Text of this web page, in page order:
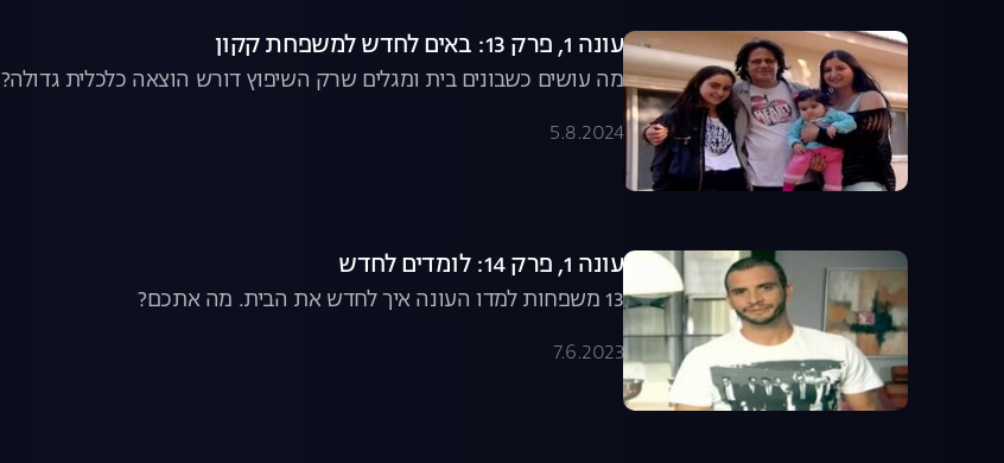
עונה 1, פרק 13: באים לחדש למשפחת קקון
מה עושים כשבונים בית ומגלים שרק השיפוץ דורש הוצאה כלכלית גדולה?
5.8.2024
עונה 1, פרק 14: לומדים לחדש
13 משפחות למדו העונה איך לחדש את הבית. מה אתכם?
7.6.2023